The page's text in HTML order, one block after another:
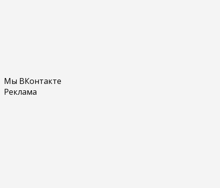
Мы ВКонтакте
Реклама